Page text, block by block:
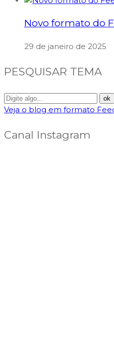
Novo formato do
29 de janeiro de 2025
PESQUISAR TEMA
Veja o blog em formato
Canal Instagram